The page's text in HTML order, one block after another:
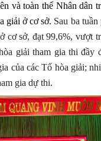
và toàn thể Nhân dân
giải ở cơ sở. Sau ba
sở, đạt 99,6%, vượt
giải tham gia thi đầy
của các Tổ hòa giải;
gia dự thi.